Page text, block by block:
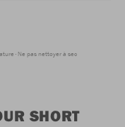
Ne pas nettoyer à sec
SHORT